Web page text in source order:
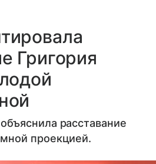
Григория
расставание
проекцией.